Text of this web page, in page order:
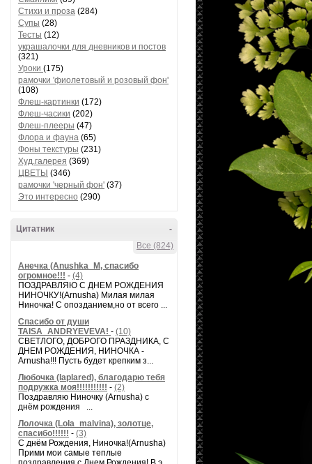
Стихи и проза (284)
Супы (28)
Тесты (12)
украшалочки для дневников и постов
(321)
Уроки (175)
рамочки 'фиолетовый и розовый фон'
(108)
Флеш-картинки (172)
Флеш-часики (202)
Флеш-плееры (47)
Флора и фауна (65)
Фоны текстуры (231)
Худ.галерея (369)
ЦВЕТЫ (346)
рамочки 'черный фон' (37)
Это интересно (290)
-
Цитатник
Все (824)
Анечка (Anushka_M, спасибо
огромное!!! - (4)
ПОЗДРАВЛЯЮ С ДНЕМ РОЖДЕНИЯ
НИНОЧКУ!(Arnusha) Милая милая
Ниночка! С опозданием,но от всего ...
Спасибо от души
TAISA_ANDRYEVEVA! - (10)
СВЕТЛОГО, ДОБРОГО ПРАЗДНИКА, С
ДНЕМ РОЖДЕНИЯ, НИНОЧКА -
Arnusha!!! Пусть будет крепким з...
Любочка (laplared), благодарю тебя
подружка моя!!!!!!!!!!! - (2)
Поздравляю Ниночку (Arnusha) с
днём рождения ...
Лолочка (Lola_malvina), золотце,
спасибо!!!!!! - (3)
С днём Рождения, Ниночка!(Аrnusha)
Прими мои самые теплые